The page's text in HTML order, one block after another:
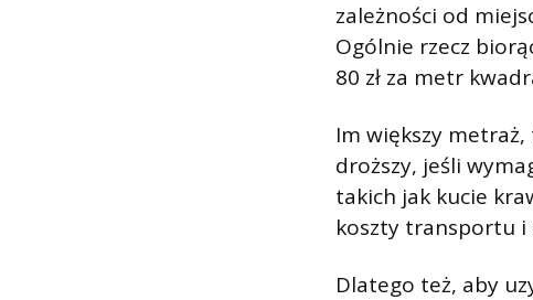
zależności od
Ogólnie rzecz
80 zł za metr
Im większy
droższy, jeśli
takich jak kucie
koszty transportu i
Dlatego też, aby